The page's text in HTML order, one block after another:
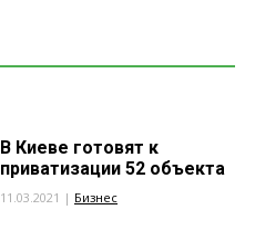
В Киеве готовят к
приватизации 52 объекта
11.03.2021 | Бизнес